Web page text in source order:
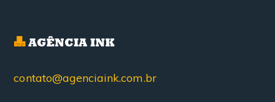
contato@agenciaink.com.br